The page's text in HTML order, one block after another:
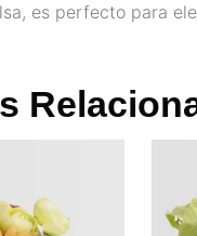
es perfecto para